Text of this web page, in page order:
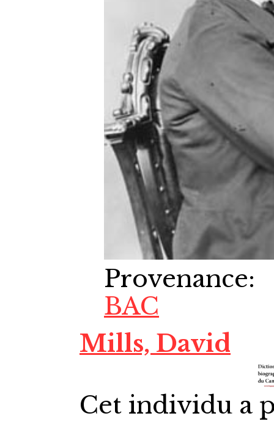
Provenance:
BAC
Mills, David
Cet individu a